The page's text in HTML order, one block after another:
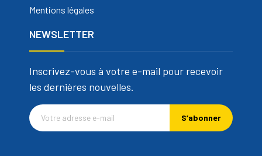
Mentions légales
NEWSLETTER
Inscrivez-vous à votre e-mail pour recevoir
les dernières nouvelles.
S’abonner